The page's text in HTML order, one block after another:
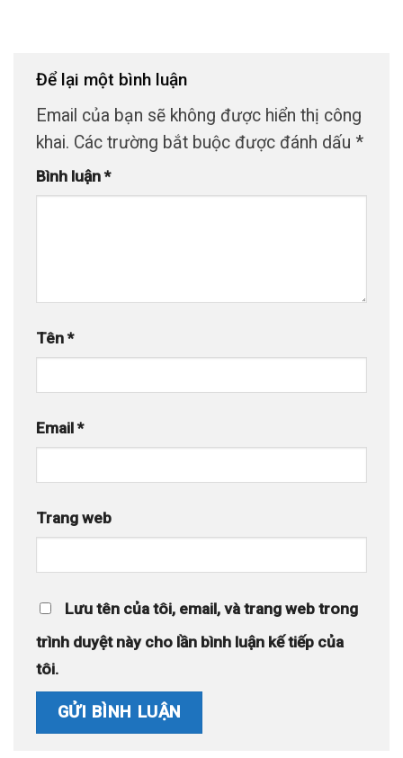
Để lại một bình luận
Email của bạn sẽ không được hiển thị công
khai. Các trường bắt buộc được đánh dấu *
Bình luận *
Tên *
Email *
Trang web
Lưu tên của tôi, email, và trang web trong
trình duyệt này cho lần bình luận kế tiếp của
tôi.